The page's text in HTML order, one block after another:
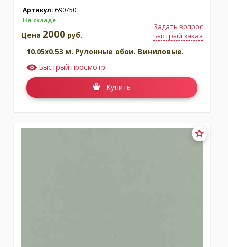
Артикул: 690750
На складе
Задать вопрос
Быстрый заказ
Цена 2000 руб.
10.05x0.53 м. Рулонные обои. Виниловые.
Быстрый просмотр
Купить